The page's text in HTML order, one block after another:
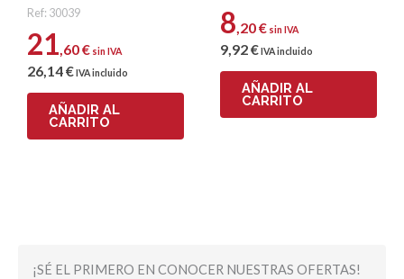
Ref: 30039
21,60€ sin IVA
26,14€ IVA incluido
AÑADIR AL
CARRITO
8,20€ sin IVA
9,92€ IVA incluido
AÑADIR AL
CARRITO
¡SÉ EL PRIMERO EN CONOCER NUESTRAS OFERTAS!